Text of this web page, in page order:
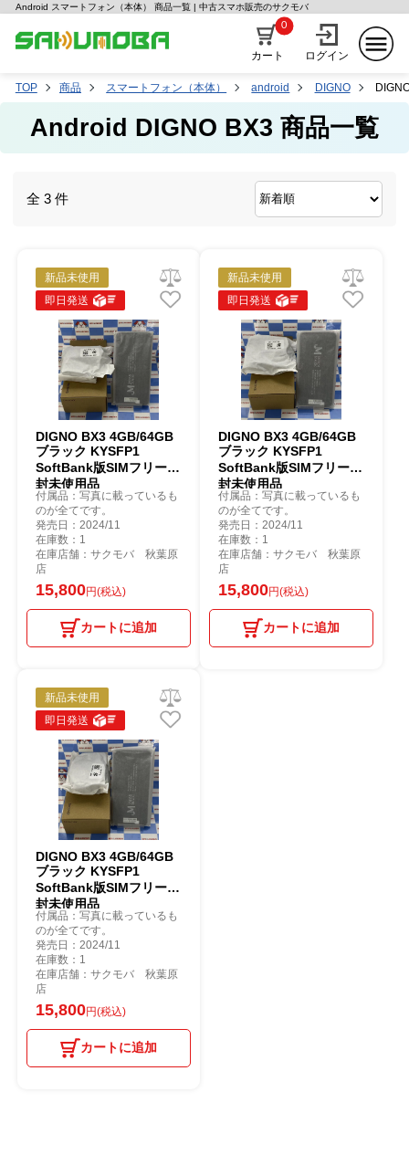
Android スマートフォン（本体） 商品一覧 | 中古スマホ販売のサクモバ
カート
0
ログイン
TOP 商品 スマートフォン（本体） android DIGNO
Android DIGNO BX3 商品一覧
全 3 件
新品未使用
即日発送
DIGNO BX3 4GB/64GB
ブラック KYSFP1
SoftBank版SIMフリー開
封未使用品
付属品：写真に載っているも
のが全てです。
発売日：2024/11
在庫数：1
在庫店舗：サクモバ 秋葉原
店
15,800円(税込)
カートに追加
新品未使用
即日発送
DIGNO BX3 4GB/64GB
ブラック KYSFP1
SoftBank版SIMフリー開
封未使用品
付属品：写真に載っているも
のが全てです。
発売日：2024/11
在庫数：1
在庫店舗：サクモバ 秋葉原
店
15,800円(税込)
カートに追加
新品未使用
即日発送
DIGNO BX3 4GB/64GB
ブラック KYSFP1
SoftBank版SIMフリー開
封未使用品
付属品：写真に載っているも
のが全てです。
発売日：2024/11
在庫数：1
在庫店舗：サクモバ 秋葉原
店
15,800円(税込)
カートに追加